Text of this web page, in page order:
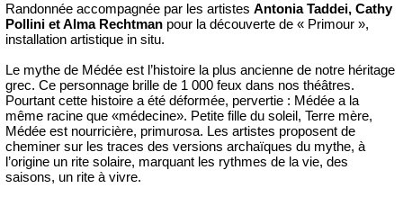
Randonnée accompagnée par les artistes Antonia Taddei, Cathy
Pollini et Alma Rechtman pour la découverte de « Primour »,
installation artistique in situ.
Le mythe de Médée est l’histoire la plus ancienne de notre héritage
grec. Ce personnage brille de 1 000 feux dans nos théâtres.
Pourtant cette histoire a été déformée, pervertie : Médée a la
même racine que «médecine». Petite fille du soleil, Terre mère,
Médée est nourricière, primurosa. Les artistes proposent de
cheminer sur les traces des versions archaïques du mythe, à
l’origine un rite solaire, marquant les rythmes de la vie, des
saisons, un rite à vivre.